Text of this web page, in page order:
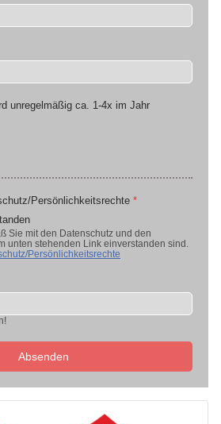
unregelmäßig ca. 1-4x im Jahr
Persönlichkeitsrechte *
Sie mit den Datenschutz und den
unten stehenden Link einverstanden sind.
Persönlichkeitsrechte
Absenden